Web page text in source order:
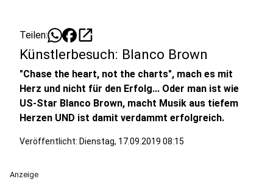
Teilen: open_in_new
Künstlerbesuch: Blanco Brown
"Chase the heart, not the charts", mach es mit
Herz und nicht für den Erfolg... Oder man ist wie
US-Star Blanco Brown, macht Musik aus tiefem
Herzen UND ist damit verdammt erfolgreich.
Veröffentlicht: Dienstag, 17.09.2019 08:15
Anzeige